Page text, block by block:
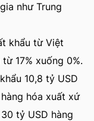
như Trung
khẩu từ Việt
17% xuống 0%.
10,8 tỷ USD
hóa xuất xứ
tỷ USD hàng